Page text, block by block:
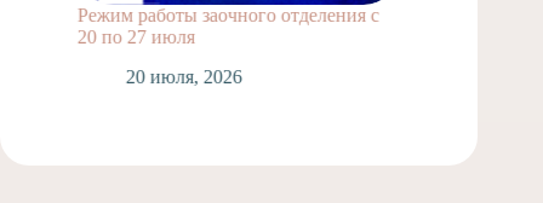
Режим работы заочного отделения с
20 по 27 июля
20 июля, 2026